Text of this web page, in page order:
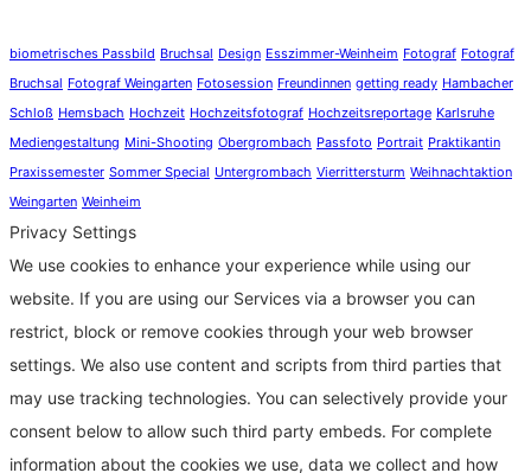
biometrisches Passbild Bruchsal Design Esszimmer-Weinheim Fotograf Fotograf
Bruchsal Fotograf Weingarten Fotosession Freundinnen getting ready Hambacher
Schloß Hemsbach Hochzeit Hochzeitsfotograf Hochzeitsreportage Karlsruhe
Mediengestaltung Mini-Shooting Obergrombach Passfoto Portrait Praktikantin
Praxissemester Sommer Special Untergrombach Vierrittersturm Weihnachtaktion
Weingarten Weinheim
Privacy Settings
We use cookies to enhance your experience while using our
website. If you are using our Services via a browser you can
restrict, block or remove cookies through your web browser
settings. We also use content and scripts from third parties that
may use tracking technologies. You can selectively provide your
consent below to allow such third party embeds. For complete
information about the cookies we use, data we collect and how